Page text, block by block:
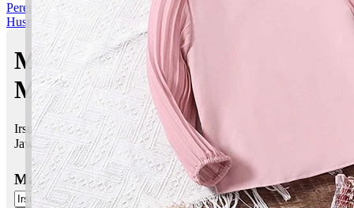
Perempuan Nama Pilihan Nama Gabungan
Husna Mom's Club
Maksud nama Irsul Zahrani |
Maksud Nama dalam Islam
Irsul Zahrani bermaksud Warisan; Bunga yang cantik
Jawi:إرسلظهراني
Masukkan Nama: